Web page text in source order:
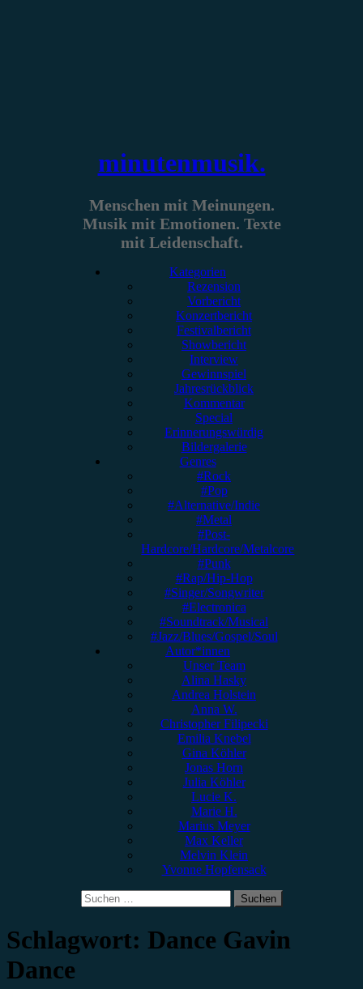
minutenmusik.
Menschen mit Meinungen.
Musik mit Emotionen. Texte
mit Leidenschaft.
Kategorien
Rezension
Vorbericht
Konzertbericht
Festivalbericht
Showbericht
Interview
Gewinnspiel
Jahresrückblick
Kommentar
Special
Erinnerungswürdig
Bildergalerie
Genres
#Rock
#Pop
#Alternative/Indie
#Metal
#Post-
Hardcore/Hardcore/Metalcore
#Punk
#Rap/Hip-Hop
#Singer/Songwriter
#Electronica
#Soundtrack/Musical
#Jazz/Blues/Gospel/Soul
Autor*innen
Unser Team
Alina Hasky
Andrea Holstein
Anna W.
Christopher Filipecki
Emilia Knebel
Gina Köhler
Jonas Horn
Julia Köhler
Lucie K.
Marie H.
Marius Meyer
Max Keller
Melvin Klein
Yvonne Hopfensack
Suchen
nach:
Schlagwort: Dance Gavin
Dance